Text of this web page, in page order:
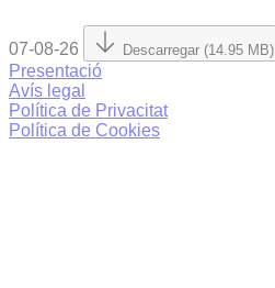
07-08-26 Descarregar (14.95 MB)
Presentació
Avís legal
Política de Privacitat
Política de Cookies